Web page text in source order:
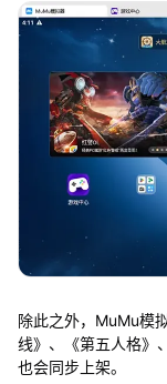
除此之外，MuMu模
线》、《第五人格》
也会同步上架。